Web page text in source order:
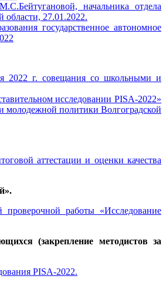
начальника отдела
области, 27.01.2022.
государственное автономное
2022 г. совещания со школьными и
исследовании PISА-2022»
молодежной политики Волгоградской
аттестации и оценки качества
работы «Исследование
(закрепление методистов за
PISA-2022.